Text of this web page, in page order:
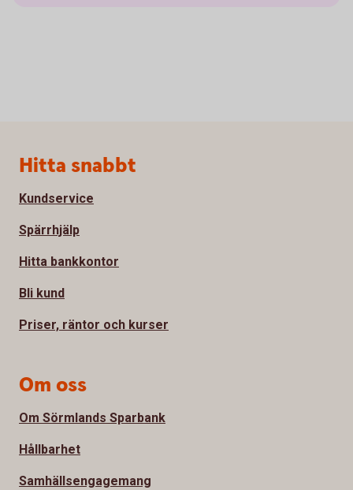
Sidfot
Hitta snabbt
Kundservice
Spärrhjälp
Hitta bankkontor
Bli kund
Priser, räntor och kurser
Om oss
Om Sörmlands Sparbank
Hållbarhet
Samhällsengagemang